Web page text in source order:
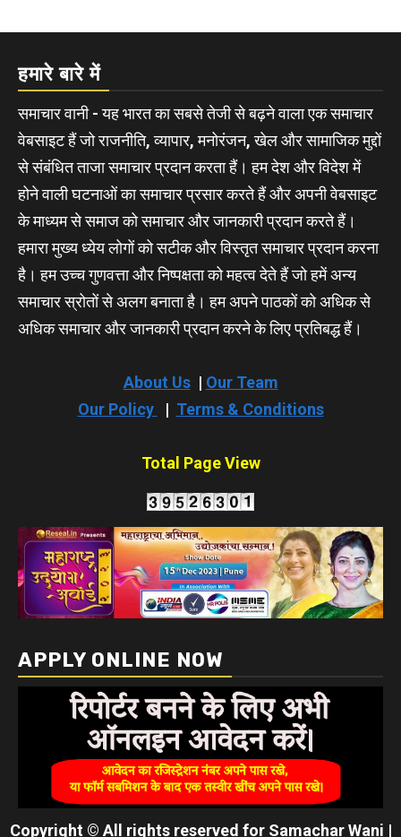
हमारे बारे में
समाचार वानी - यह भारत का सबसे तेजी से बढ़ने वाला एक समाचार
वेबसाइट हैं जो राजनीति, व्यापार, मनोरंजन, खेल और सामाजिक मुद्दों
से संबंधित ताजा समाचार प्रदान करता हैं। हम देश और विदेश में
होने वाली घटनाओं का समाचार प्रसार करते हैं और अपनी वेबसाइट
के माध्यम से समाज को समाचार और जानकारी प्रदान करते हैं।
हमारा मुख्य ध्येय लोगों को सटीक और विस्तृत समाचार प्रदान करना
है। हम उच्च गुणवत्ता और निष्पक्षता को महत्व देते हैं जो हमें अन्य
समाचार स्रोतों से अलग बनाता है। हम अपने पाठकों को अधिक से
अधिक समाचार और जानकारी प्रदान करने के लिए प्रतिबद्ध हैं।
About Us| Our Team
Our Policy
| Terms & Conditions
Total Page View
APPLY ONLINE NOW
Copyright © All rights reserved for Samachar Wani |